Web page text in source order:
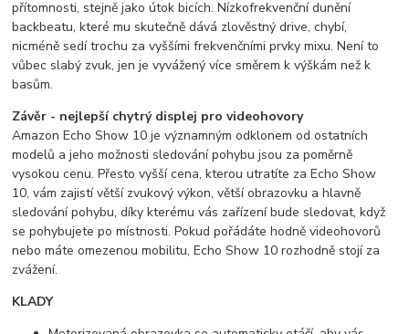
přítomnosti, stejně jako útok bicích. Nízkofrekvenční dunění
backbeatu, které mu skutečně dává zlověstný drive, chybí,
nicméně sedí trochu za vyššími frekvenčními prvky mixu. Není to
vůbec slabý zvuk, jen je vyvážený více směrem k výškám než k
basům.
Závěr - nejlepší chytrý displej pro videohovory
Amazon Echo Show 10 je významným odklonem od ostatních
modelů a jeho možnosti sledování pohybu jsou za poměrně
vysokou cenu. Přesto vyšší cena, kterou utratíte za Echo Show
10, vám zajistí větší zvukový výkon, větší obrazovku a hlavně
sledování pohybu, díky kterému vás zařízení bude sledovat, když
se pohybujete po místnosti. Pokud pořádáte hodně videohovorů
nebo máte omezenou mobilitu, Echo Show 10 rozhodně stojí za
zvážení.
KLADY